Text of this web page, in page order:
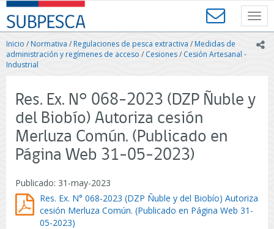
Contenido
principal
SUBPESCA
-
Subsecretaría
de
Pesca
Gobierno
de
Chile
Inicio /Normativa / Regulaciones de pesca extractiva / Medidas de
administración y regímenes de acceso / Cesiones/ Cesión Artesanal -
Industrial
Res. Ex. N° 068-2023 (DZP Ñuble y
del Biobío) Autoriza cesión
Merluza Común. (Publicado en
Página Web 31-05-2023)
Publicado: 31-may-2023
Res. Ex. N° 068-2023 (DZP Ñuble y del Biobío) Autoriza
cesión Merluza Común. (Publicado en Página Web 31-
05-2023)